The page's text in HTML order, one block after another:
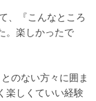
、『こんなところ
。楽しかったで
のない方々に囲ま
楽しくていい経験